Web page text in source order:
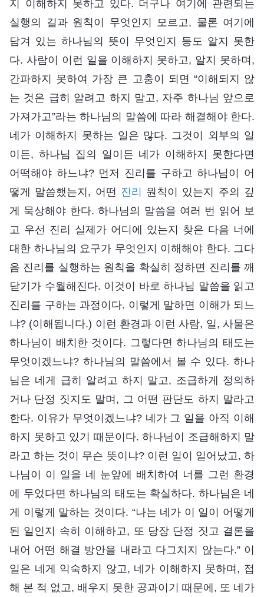
지 이해하지 못하고 있다. 더구나 여기에 관련되는
실행의 길과 원칙이 무엇인지 모르고, 물론 여기에
담겨 있는 하나님의 뜻이 무엇인지 등도 알지 못한
다. 사람이 이런 일을 이해하지 못하고, 알지 못하며,
간파하지 못하여 가장 큰 고충이 되면 “이해되지 않
는 것은 급히 알려고 하지 말고, 자주 하나님 앞으로
가져가고”라는 하나님의 말씀에 따라 해결해야 한다.
네가 이해하지 못하는 일은 많다. 그것이 외부의 일
이든, 하나님 집의 일이든 네가 이해하지 못한다면
어떡해야 하느냐? 먼저 진리를 구하고 하나님이 어
떻게 말씀했는지, 어떤 진리 원칙이 있는지 주의 깊
게 묵상해야 한다. 하나님의 말씀을 여러 번 읽어 보
고 우선 진리 실제가 어디에 있는지 찾은 다음 너에
대한 하나님의 요구가 무엇인지 이해해야 한다. 그다
음 진리를 실행하는 원칙을 확실히 정하면 진리를 깨
닫기가 수월해진다. 이것이 바로 하나님 말씀을 읽고
진리를 구하는 과정이다. 이렇게 말하면 이해가 되느
냐? (이해됩니다.) 이런 환경과 이런 사람, 일, 사물은
하나님이 배치한 것이다. 그렇다면 하나님의 태도는
무엇이겠느냐? 하나님의 말씀에서 볼 수 있다. 하나
님은 네게 급히 알려고 하지 말고, 조급하게 정의하
거나 단정 짓지도 말며, 그 어떤 판단도 하지 말라고
한다. 이유가 무엇이겠느냐? 네가 그 일을 아직 이해
하지 못하고 있기 때문이다. 하나님이 조급해하지 말
라고 하는 것이 무슨 뜻이냐? 이런 일이 일어났고, 하
나님이 이 일을 네 눈앞에 배치하여 너를 그런 환경
에 두었다면 하나님의 태도는 확실하다. 하나님은 네
게 이렇게 말하는 것이다. “나는 네가 이 일이 어떻게
된 일인지 속히 이해하고, 또 당장 단정 짓고 결론을
내어 어떤 해결 방안을 내라고 다그치지 않는다.” 이
일은 네게 익숙하지 않고, 네가 이해하지 못하며, 접
해 본 적 없고, 배우지 못한 공과이기 때문에, 또 네가